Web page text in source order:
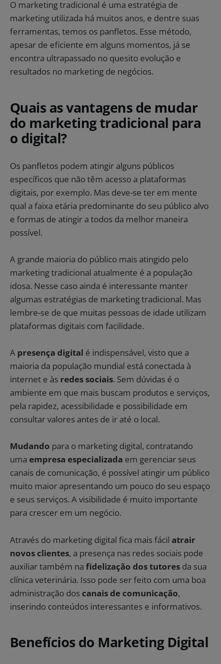
O marketing tradicional é uma estratégia de
marketing utilizada há muitos anos, e dentre suas
ferramentas, temos os panfletos. Esse método,
apesar de eficiente em alguns momentos, já se
encontra ultrapassado no quesito evolução e
resultados no marketing de negócios.
Quais as vantagens de mudar
do marketing tradicional para
o digital?
Os panfletos podem atingir alguns públicos
específicos que não têm acesso a plataformas
digitais, por exemplo. Mas deve-se ter em mente
qual a faixa etária predominante do seu público alvo
e formas de atingir a todos da melhor maneira
possível.
A grande maioria do público mais atingido pelo
marketing tradicional atualmente é a população
idosa. Nesse caso ainda é interessante manter
algumas estratégias de marketing tradicional. Mas
lembre-se de que muitas pessoas de idade utilizam
plataformas digitais com facilidade.
A presença digital é indispensável, visto que a
maioria da população mundial está conectada à
internet e às redes sociais. Sem dúvidas é o
ambiente em que mais buscam produtos e serviços,
pela rapidez, acessibilidade e possibilidade em
consultar valores antes de ir até o local.
Mudando para o marketing digital, contratando
uma empresa especializada em gerenciar seus
canais de comunicação, é possível atingir um público
muito maior apresentando um pouco do seu espaço
e seus serviços. A visibilidade é muito importante
para crescer em um negócio.
Através do marketing digital fica mais fácil atrair
novos clientes, a presença nas redes sociais pode
auxiliar também na fidelização dos tutores da sua
clínica veterinária. Isso pode ser feito com uma boa
administração dos canais de comunicação,
inserindo conteúdos interessantes e informativos.
Benefícios do Marketing Digital